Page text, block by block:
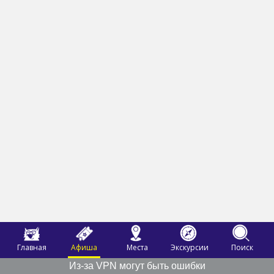
Главная Афиша Места Экскурсии
Поиск
Из-за VPN могут быть ошибки